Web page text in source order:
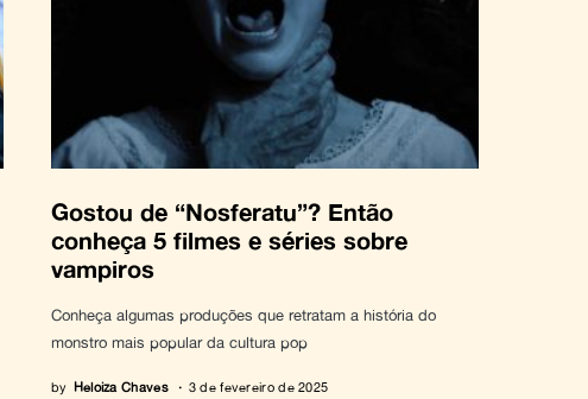
Gostou de “Nosferatu”? Então
conheça 5 filmes e séries sobre
vampiros
Conheça algumas produções que retratam a história do
monstro mais popular da cultura pop
by Heloiza Chaves 3 de fevereiro de 2025